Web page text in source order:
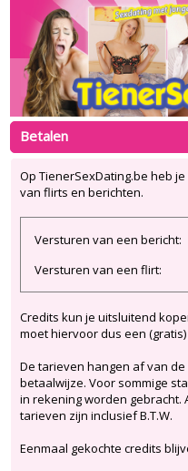
Betalen
Op TienerSexDating.be heb
van flirts en berichten.
Versturen van een bericht:
Versturen van een flirt:
Credits kun je uitsluitend
moet hiervoor dus een
De tarieven hangen af van
betaalwijze. Voor sommige
in rekening worden gebracht.
tarieven zijn inclusief B.T.W.
Eenmaal gekochte credits